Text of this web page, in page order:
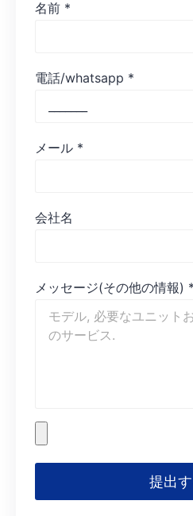
名前 *
電話/whatsapp *
メール *
会社名
メッセージ(その他の情報) *
提出